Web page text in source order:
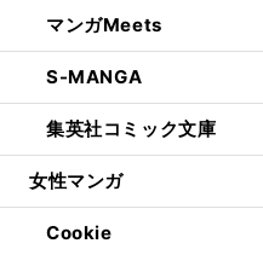
マンガMeets
S-MANGA
集英社コミック文庫
女性マンガ
Cookie